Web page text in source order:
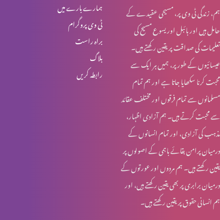
خواجہ سرا کا مقام کلام مقدس میں (حصہ 1)
قربانی کا گوشت اور خواتین کی زمداری
کرسمس اسپیشل: یسوع مسیح کا نسب نامہ اور خواتین
روزہ اور عورت کے شرعی مسایل (حصہ 4)
روزہ اور عورت کے شرعی مسایل (حصہ 3)
ہمارے بارے میں
ٹی وی پروگرام
براہ راست
بلاگ
رابطہ کریں
ہم، زندگی ٹی وی پر، مسیحی عقیدے کے
حامل ہیں اور بائبل اور یسوع مسیح کی
تعلیمات کی صداقت پر یقین رکھتے ہیں۔
عیسائیوں کے طور پر، ہمیں ہر ایک سے
محبت کرنا سکھایا جاتا ہے اور ہم تمام
مسلمانوں سے تمام فرقوں اور مختلف عقائد
سے محبت کرتے ہیں۔ ہم آزادی اظہار،
مذہب کی آزادی، اور تمام انسانوں کے
درمیان پرامن بقائے باہمی کے اصولوں پر
یقین رکھتے ہیں۔ ہم مردوں اور عورتوں کے
درمیان برابری پر بھی یقین رکھتے ہیں، اور
ہم انسانی حقوق پر یقین رکھتے ہیں۔